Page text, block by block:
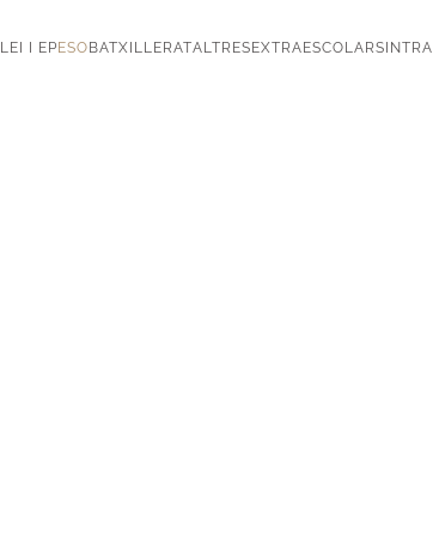
EI I EP ESO BATXILLERATALTRES EXTRAESCOLARS